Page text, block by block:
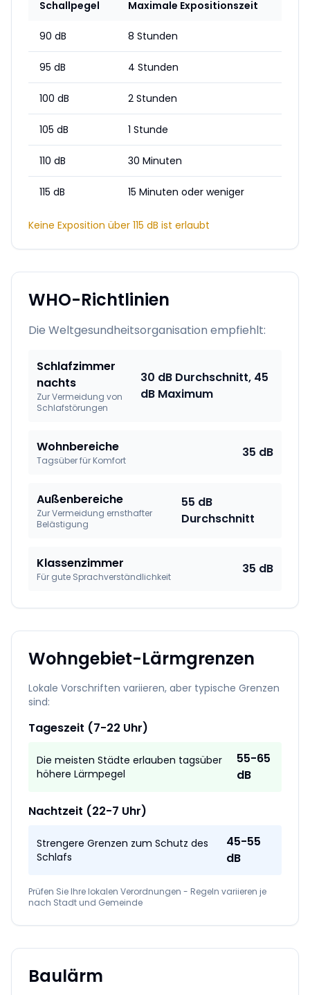
Schallpegel Maximale Expositionszeit
90 dB 8 Stunden
95 dB 4 Stunden
100 dB 2 Stunden
105 dB 1 Stunde
110 dB 30 Minuten
115 dB 15 Minuten oder weniger
Keine Exposition über 115 dB ist erlaubt
WHO-Richtlinien
Die Weltgesundheitsorganisation empfiehlt:
Schlafzimmer
nachts
Zur Vermeidung von
Schlafstörungen
30 dB Durchschnitt, 45
dB Maximum
Wohnbereiche
Tagsüber für Komfort
35 dB
Außenbereiche
Zur Vermeidung ernsthafter
Belästigung
55 dB
Durchschnitt
Klassenzimmer
Für gute Sprachverständlichkeit
35 dB
Wohngebiet-Lärmgrenzen
Lokale Vorschriften variieren, aber typische Grenzen
sind:
Tageszeit (7-22 Uhr)
Die meisten Städte erlauben tagsüber
höhere Lärmpegel
55-65
dB
Nachtzeit (22-7 Uhr)
Strengere Grenzen zum Schutz des
Schlafs
45-55
dB
Prüfen Sie Ihre lokalen Verordnungen - Regeln variieren je
nach Stadt und Gemeinde
Baulärm